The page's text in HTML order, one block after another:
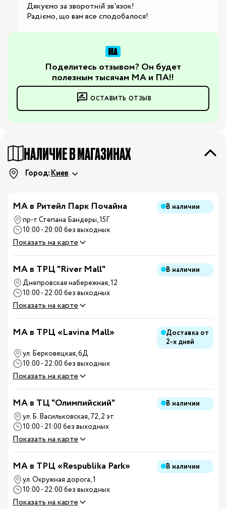
Дякуємо за зворотній зв'язок!
Радіємо, що вам все сподобалося!
Поделитесь отзывом? Он будет
полезным тысячам МА и ПА!!
ОСТАВИТЬ ОТЗЫВ
НАЛИЧИЕ В МАГАЗИНАХ
Город:Киев
МА в Ритейл Парк Почайна
В наличии
пр-т Степана Бандеры, 15Г
10:00 - 20:00 без выходных
Показать на карте
MA в ТРЦ "River Mall"
В наличии
Днепровская набережная, 12
10:00 - 22:00 без выходных
Показать на карте
MA в ТРЦ «Lavina Mall»
Доставка от
2-х дней
ул. Берковецкая, 6Д
10:00 - 22:00 без выходных
Показать на карте
MA в ТЦ "Олимпийский"
В наличии
ул. Б. Васильковская, 72, 2 эт.
10:00 - 21:00 без выходных
Показать на карте
MA в ТРЦ «Respublika Park»
В наличии
ул. Окружная дорога, 1
10:00 - 22:00 без выходных
Показать на карте